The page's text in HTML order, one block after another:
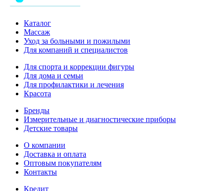
Каталог
Массаж
Уход за больными и пожилыми
Для компаний и специалистов
Для спорта и коррекции фигуры
Для дома и семьи
Для профилактики и лечения
Красота
Бренды
Измерительные и диагностические приборы
Детские товары
О компании
Доставка и оплата
Оптовым покупателям
Контакты
Кредит